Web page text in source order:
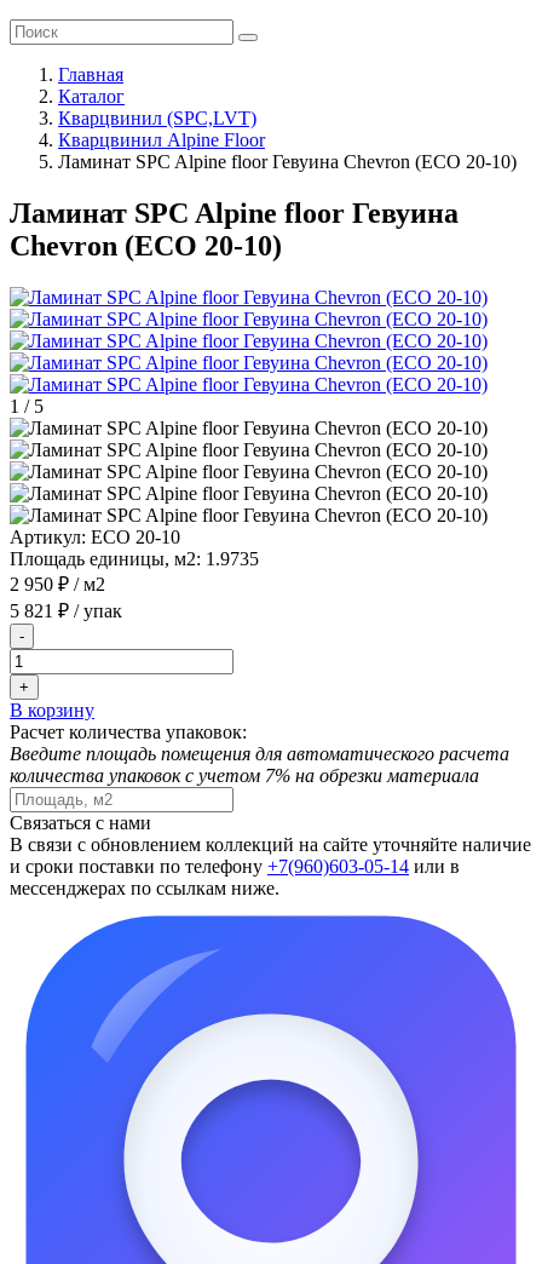
Главная
Каталог
Кварцвинил (SPC,LVT)
Кварцвинил Alpine Floor
Ламинат SPC Alpine floor Гевуина Chevron (ECO 20-10)
Ламинат SPC Alpine floor Гевуина
Chevron (ECO 20-10)
1 / 5
Артикул: ECO 20-10
Площадь единицы, м2: 1.9735
2 950 ₽ / м2
5 821 ₽ / упак
-
+
В корзину
Расчет количества упаковок:
Введите площадь помещения для автоматического расчета
количества упаковок с учетом 7% на обрезки материала
Связаться с нами
В связи с обновлением коллекций на сайте уточняйте наличие
и сроки поставки по телефону +7(960)603-05-14 или в
мессенджерах по ссылкам ниже.